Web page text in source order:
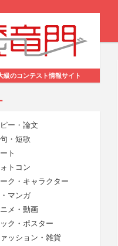
級のコンテスト情報サイト
ー・論文
・短歌
ト
トコン
ク・キャラクター
マンガ
メ・動画
ク・ポスター
ッション・雑貨